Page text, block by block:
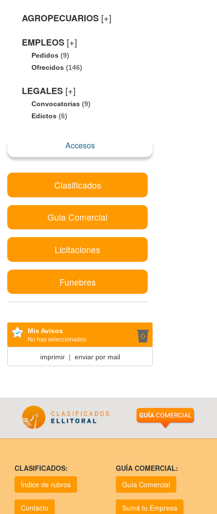
AGROPECUARIOS [+]
EMPLEOS [+]
Pedidos (9)
Ofrecidos (146)
LEGALES [+]
Convocatorias (9)
Edictos (6)
Accesos
Clasificados
Guia Comercial
Licitaciones
Funebres
Mis Avisos
No hay seleccionados
imprimir| enviar por mail
CLASIFICADOS:
Índice de rubros
Contacto
GUÍA COMERCIAL:
Guía Comercial
Sumá tu Empresa